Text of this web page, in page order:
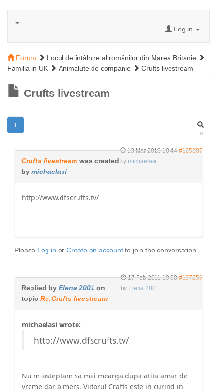
Log in
Forum
Locul de întâlnire al românilor din Marea Britanie
Familia in UK
Animalute de companie Crufts livestream
Crufts livestream
1
13 Mar 2010 10:44 #125387
by michaelasi
Crufts livestream was created
by michaelasi
http://www.dfscrufts.tv/
Please Log in or Create an account to join the conversation.
17 Feb 2011 19:08 #137256
by Elena 2001
Replied by Elena 2001 on
topic Re:Crufts livestream
michaelasi wrote:
http://www.dfscrufts.tv/
Nu m-asteptam sa mai mearga dupa atita amar de
vreme dar a mers. Viitorul Crafts este in curind in